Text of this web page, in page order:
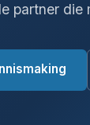
partner die